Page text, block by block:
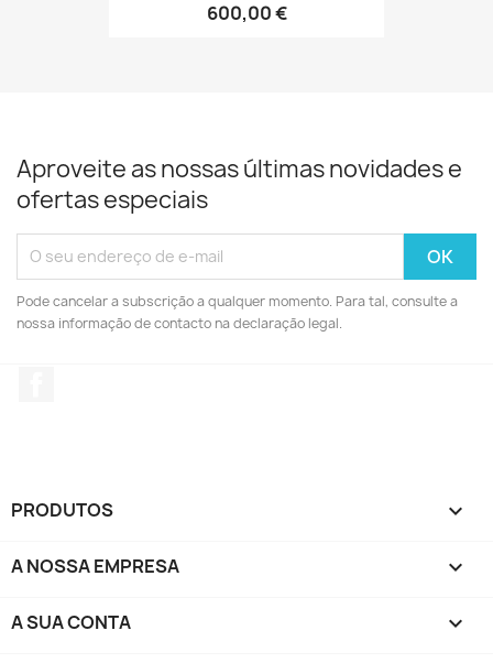
600,00 €
Aproveite as nossas últimas novidades e
ofertas especiais
Pode cancelar a subscrição a qualquer momento. Para tal, consulte a
nossa informação de contacto na declaração legal.
PRODUTOS 
A NOSSA EMPRESA 
A SUA CONTA 